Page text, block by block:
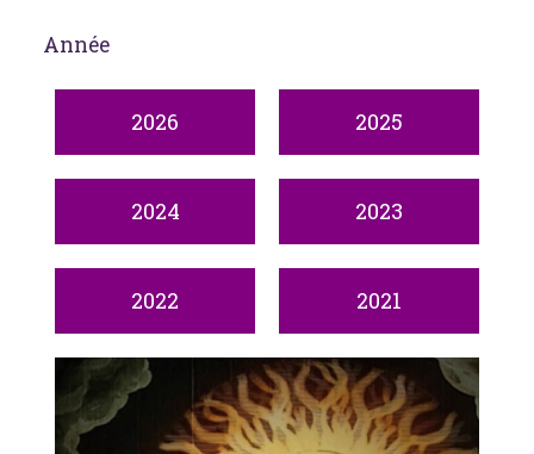
Année
2026 2025
2024 2023
2022 2021